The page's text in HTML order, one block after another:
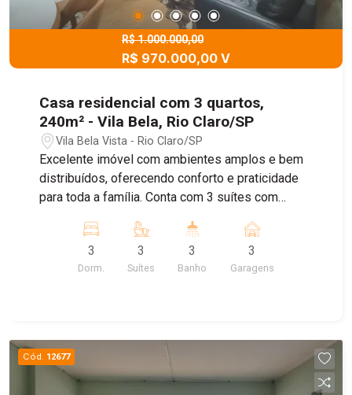
R$ 1.000.000,00
R$ 970.000,00 V
Casa residencial com 3 quartos,
240m² - Vila Bela, Rio Claro/SP
Vila Bela Vista - Rio Claro/SP
Excelente imóvel com ambientes amplos e bem
distribuídos, oferecendo conforto e praticidade
para toda a família. Conta com 3 suítes com
sala de TV e escritório reversível para dormitório.
A cozinha é planejada e funcional, com despensa
e lavanderia. Possui quintal e uma agradável área
solar e gás encanado, não perca essa
oportunidade e agende uma visita.
3
Dorm.
3
Suítes
3
Banho
3
Garagens
Cód. 12677